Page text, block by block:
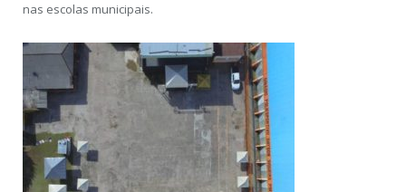
nas escolas municipais.